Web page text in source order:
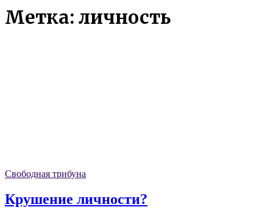
Метка: личность
Свободная трибуна
Крушение личности?